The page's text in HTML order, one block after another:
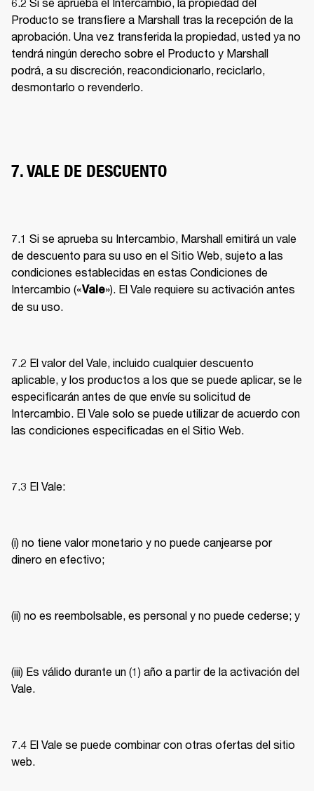
Producto se transfiere a Marshall tras la recepción de la
aprobación. Una vez transferida la propiedad, usted ya no
tendrá ningún derecho sobre el Producto y Marshall
podrá, a su discreción, reacondicionarlo, reciclarlo,
desmontarlo o revenderlo.
7. VALE DE DESCUENTO
7.1 Si se aprueba su Intercambio, Marshall emitirá un vale
de descuento para su uso en el Sitio Web, sujeto a las
condiciones establecidas en estas Condiciones de
Intercambio («Vale»). El Vale requiere su activación antes
de su uso.
7.2 El valor del Vale, incluido cualquier descuento
aplicable, y los productos a los que se puede aplicar, se le
especificarán antes de que envíe su solicitud de
Intercambio. El Vale solo se puede utilizar de acuerdo con
las condiciones especificadas en el Sitio Web.
7.3 El Vale:
(i) no tiene valor monetario y no puede canjearse por
dinero en efectivo;
(ii) no es reembolsable, es personal y no puede cederse; y
(iii) Es válido durante un (1) año a partir de la activación del
Vale.
7.4 El Vale se puede combinar con otras ofertas del sitio
web.